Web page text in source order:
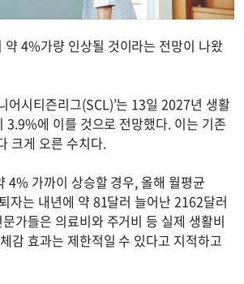
약 4%가량 인상될 것이라는 전망이 나왔
어시티즌리그(SCL)’는 13일 2027년 생활
3.9%에 이를 것으로 전망했다. 이는 기존
크게 오른 수치다.
4% 가까이 상승할 경우, 올해 월평균
자는 내년에 약 81달러 늘어난 2162달러
가들은 의료비와 주거비 등 실제 생활비
감 효과는 제한적일 수 있다고 지적하고